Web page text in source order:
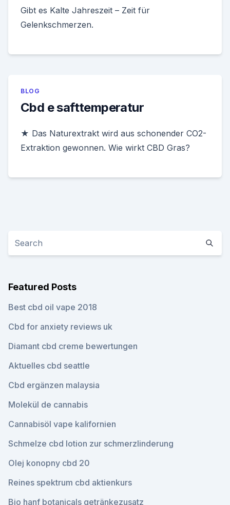
Gibt es Kalte Jahreszeit – Zeit für
Gelenkschmerzen.
BLOG
Cbd e safttemperatur
★ Das Naturextrakt wird aus schonender CO2-
Extraktion gewonnen. Wie wirkt CBD Gras?
Featured Posts
Best cbd oil vape 2018
Cbd for anxiety reviews uk
Diamant cbd creme bewertungen
Aktuelles cbd seattle
Cbd ergänzen malaysia
Molekül de cannabis
Cannabisöl vape kalifornien
Schmelze cbd lotion zur schmerzlinderung
Olej konopny cbd 20
Reines spektrum cbd aktienkurs
Bio hanf botanicals getränkezusatz